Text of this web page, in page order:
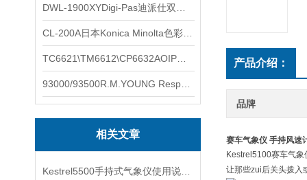
相关文章
产品介绍：
品牌
赛车气象仪 手持风速
Kestrel5100赛车气象
让那些zui后关头拨入